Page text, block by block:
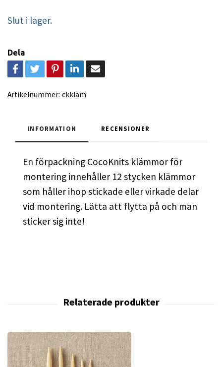
Slut i lager.
Dela
Artikelnummer: ckkläm
INFORMATION RECENSIONER
En förpackning CocoKnits klämmor för
montering innehåller 12 stycken klämmor
som håller ihop stickade eller virkade delar
vid montering. Lätta att flytta på och man
sticker sig inte!